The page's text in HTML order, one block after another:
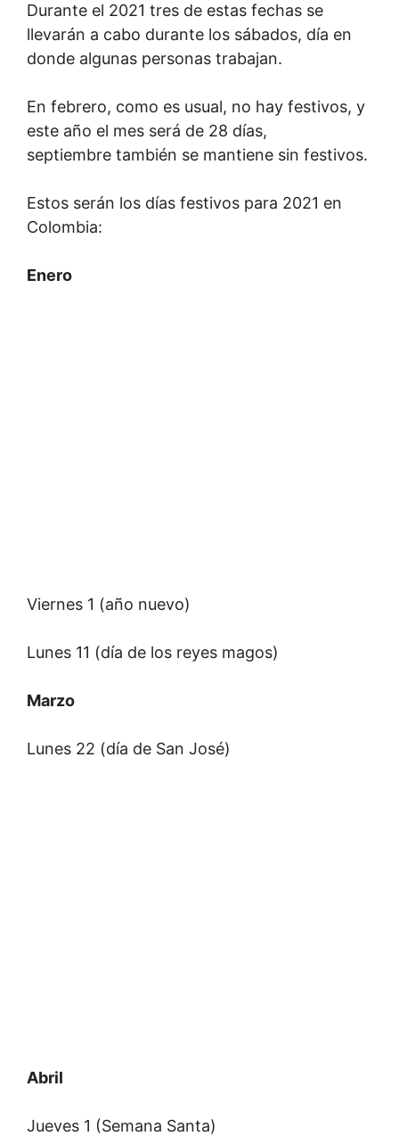
Durante el 2021 tres de estas fechas se
llevarán a cabo durante los sábados, día en
donde algunas personas trabajan.
En febrero, como es usual, no hay festivos, y
este año el mes será de 28 días,
septiembre también se mantiene sin festivos.
Estos serán los días festivos para 2021 en
Colombia:
Enero
Viernes 1 (año nuevo)
Lunes 11 (día de los reyes magos)
Marzo
Lunes 22 (día de San José)
Abril
Jueves 1 (Semana Santa)